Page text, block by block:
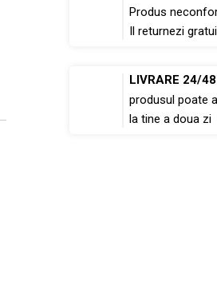
Produs
Il returnezi
LIVRARE 24/
produsul poate
la tine a doua zi